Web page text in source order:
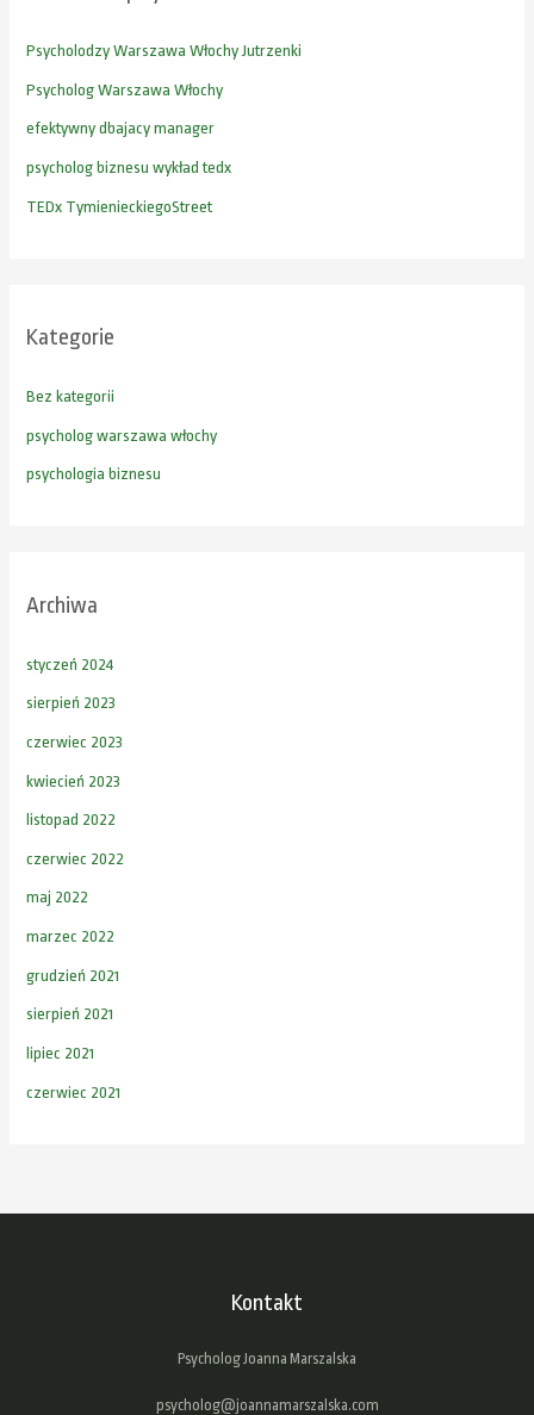
a
:
Psycholodzy Warszawa Włochy Jutrzenki
Psycholog Warszawa Włochy
efektywny dbajacy manager
psycholog biznesu wykład tedx
TEDx TymienieckiegoStreet
Kategorie
Bez kategorii
psycholog warszawa włochy
psychologia biznesu
Archiwa
styczeń 2024
sierpień 2023
czerwiec 2023
kwiecień 2023
listopad 2022
czerwiec 2022
maj 2022
marzec 2022
grudzień 2021
sierpień 2021
lipiec 2021
czerwiec 2021
Kontakt
Psycholog Joanna Marszalska
psycholog@joannamarszalska.com